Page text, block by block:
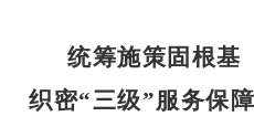
统筹施策固根基
织密“三级”服务保